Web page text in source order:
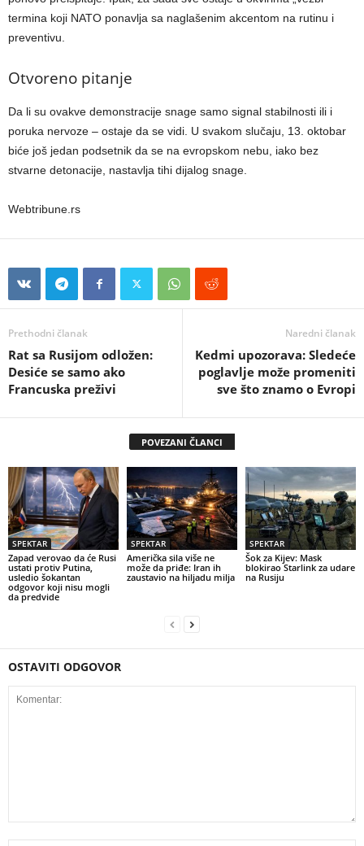
termina koji NATO ponavlja sa naglašenim akcentom na rutinu i
preventivu.
Otvoreno pitanje
Da li su ovakve demonstracije snage samo signal stabilnosti ili i
poruka nervoze – ostaje da se vidi. U svakom slučaju, 13. oktobar
biće još jedan podsetnik da se na evropskom nebu, iako bez
stvarne detonacije, nastavlja tihi dijalog snage.
Webtribune.rs
Prethodni članak
Rat sa Rusijom odložen:
Desiće se samo ako
Francuska preživi
Naredni članak
Kedmi upozorava: Sledeće
poglavlje može promeniti
sve što znamo o Evropi
POVEZANI ČLANCI
SPEKTAR
Zapad verovao da će Rusi
ustati protiv Putina,
usledio šokantan
odgovor koji nisu mogli
da predvide
SPEKTAR
Američka sila više ne
može da priđe: Iran ih
zaustavio na hiljadu milja
SPEKTAR
Šok za Kijev: Mask
blokirao Starlink za udare
na Rusiju
OSTAVITI ODGOVOR